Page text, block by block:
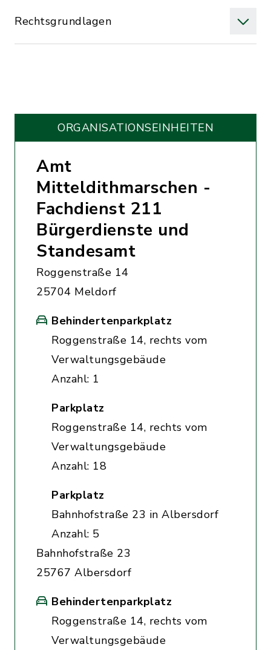
Rechtsgrundlagen
ORGANISATIONS­EINHEITEN
Amt
Mitteldithmarschen -
Fachdienst 211
Bürgerdienste und
Standesamt
Roggenstraße 14
25704 Meldorf
Behindertenparkplatz
Roggenstraße 14, rechts vom
Verwaltungsgebäude
Anzahl: 1
Parkplatz
Roggenstraße 14, rechts vom
Verwaltungsgebäude
Anzahl: 18
Parkplatz
Bahnhofstraße 23 in Albersdorf
Anzahl: 5
Bahnhofstraße 23
25767 Albersdorf
Behindertenparkplatz
Roggenstraße 14, rechts vom
Verwaltungsgebäude